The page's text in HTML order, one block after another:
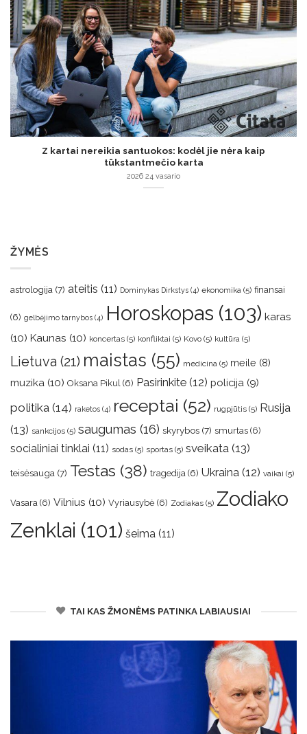
Z kartai nereikia santuokos: kodėl jie nėra kaip
tūkstantmečio karta
2026 24 vasario
ŽYMĖS
astrologija (7) ateitis (11) Dominykas Dirkstys (4) ekonomika (5) finansai
(6) gelbėjimo tarnybos (4) Horoskopas (103) karas
(10) Kaunas (10) koncertas (5) konfliktai (5) Kovo (5) kultūra (5)
Lietuva (21) maistas (55) medicina (5) meile (8)
muzika (10) Oksana Pikul (6) Pasirinkite (12) policija (9)
politika (14) raketos (4) receptai (52) rugpjūtis (5) Rusija
(13) sankcijos (5) saugumas (16) skyrybos (7) smurtas (6)
socialiniai tinklai (11) sodas (5) sportas (5) sveikata (13)
teisėsauga (7) Testas (38) tragedija (6) Ukraina (12) vaikai (5)
Vasara (6) Vilnius (10) Vyriausybė (6) Zodiakas (5) Zodiako
Zenklai (101) šeima (11)
TAI KAS ŽMONĖMS PATINKA LABIAUSIAI